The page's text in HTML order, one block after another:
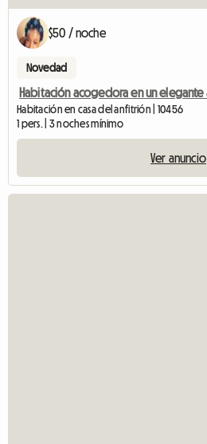
$50 / noche
Novedad
Habitación en casa del anfitrión | 10456
1 pers. | 3 noches mínimo
Ver anuncio